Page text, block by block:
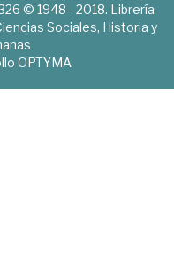
© 1948 - 2018. Librería
Sociales, Historia y
OPTYMA